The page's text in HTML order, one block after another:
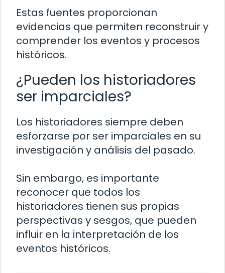
Estas fuentes proporcionan
evidencias que permiten reconstruir y
comprender los eventos y procesos
históricos.
¿Pueden los historiadores
ser imparciales?
Los historiadores siempre deben
esforzarse por ser imparciales en su
investigación y análisis del pasado.
Sin embargo, es importante
reconocer que todos los
historiadores tienen sus propias
perspectivas y sesgos, que pueden
influir en la interpretación de los
eventos históricos.